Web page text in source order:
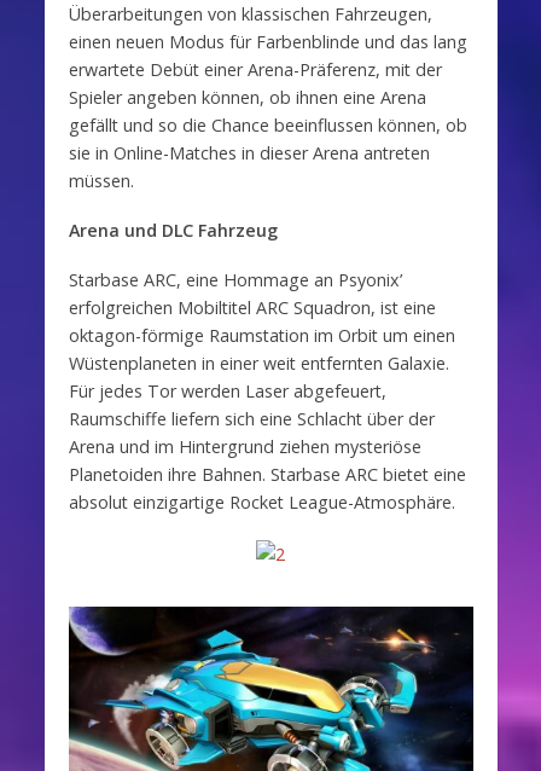
Überarbeitungen von klassischen Fahrzeugen,
einen neuen Modus für Farbenblinde und das lang
erwartete Debüt einer Arena-Präferenz, mit der
Spieler angeben können, ob ihnen eine Arena
gefällt und so die Chance beeinflussen können, ob
sie in Online-Matches in dieser Arena antreten
müssen.
Arena und DLC Fahrzeug
Starbase ARC, eine Hommage an Psyonix’
erfolgreichen Mobiltitel ARC Squadron, ist eine
oktagon-förmige Raumstation im Orbit um einen
Wüstenplaneten in einer weit entfernten Galaxie.
Für jedes Tor werden Laser abgefeuert,
Raumschiffe liefern sich eine Schlacht über der
Arena und im Hintergrund ziehen mysteriöse
Planetoiden ihre Bahnen. Starbase ARC bietet eine
absolut einzigartige Rocket League-Atmosphäre.